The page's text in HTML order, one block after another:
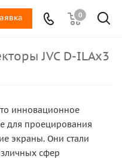
0
JVC D-ILAx3
инновационное
для проецирования
экраны. Они стали
сфер